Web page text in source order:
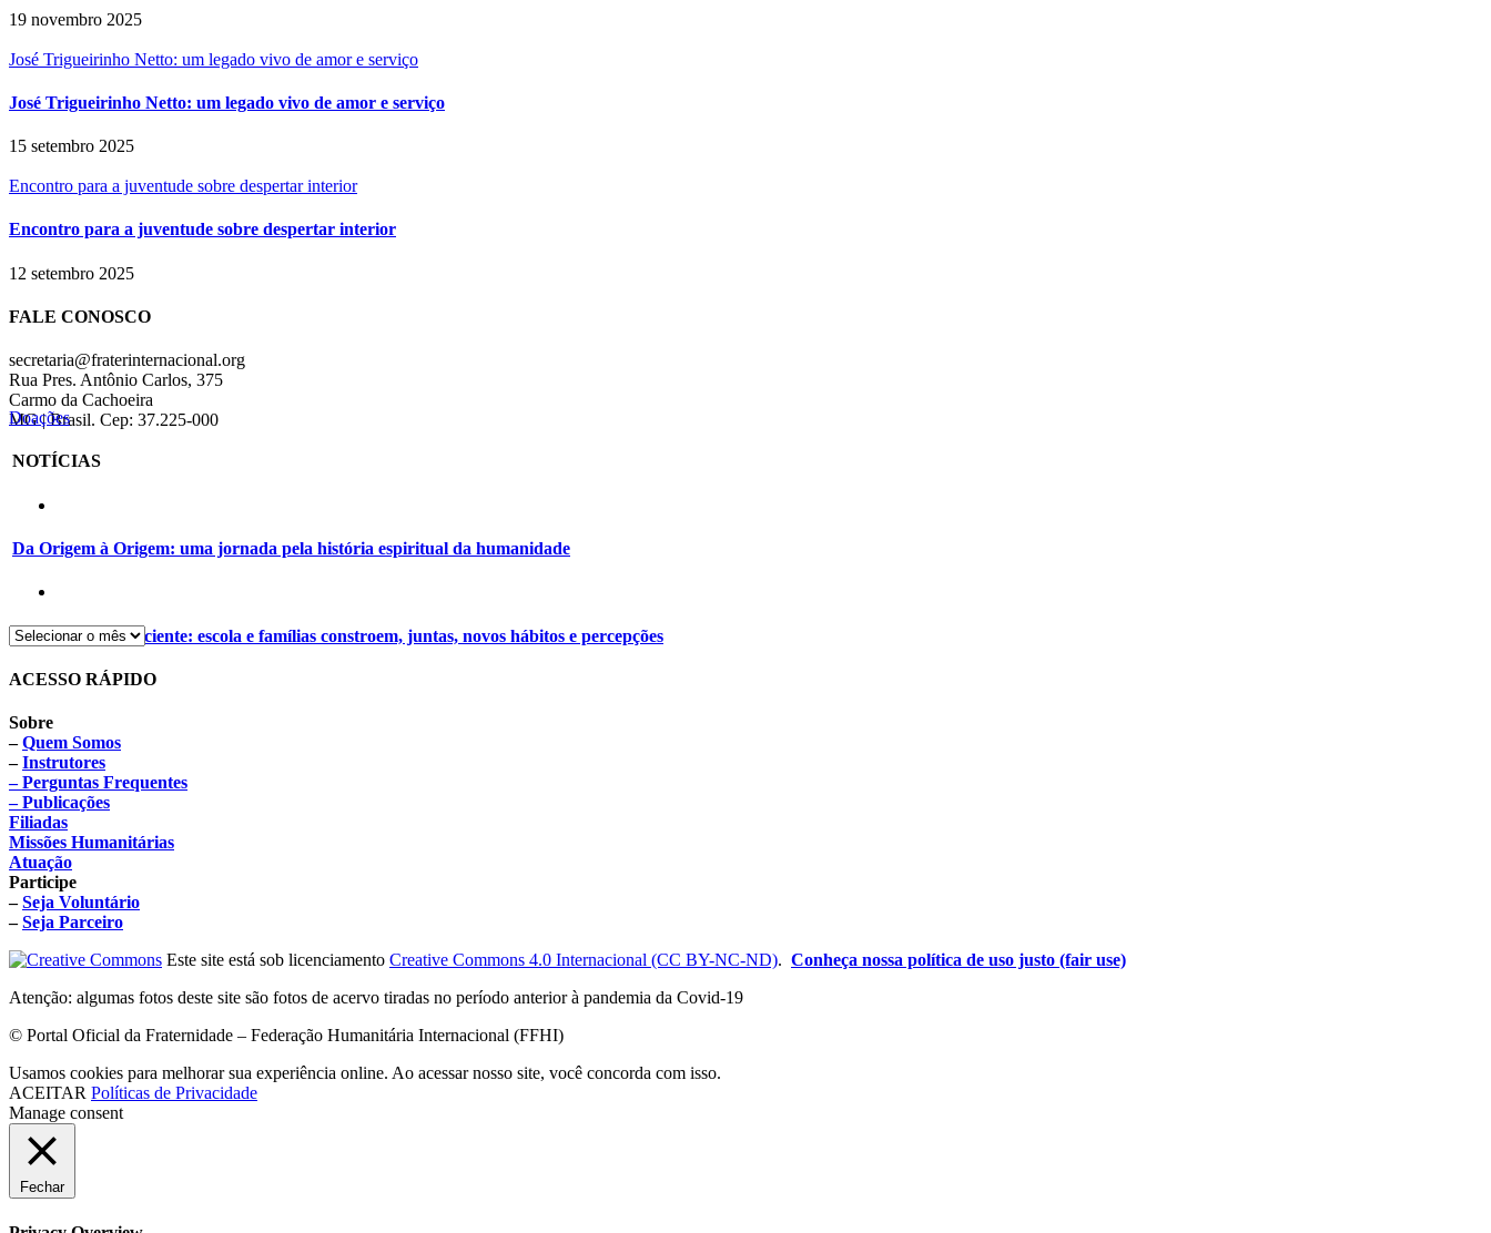
19 novembro 2025
José Trigueirinho Netto: um legado vivo de amor e serviço
José Trigueirinho Netto: um legado vivo de amor e serviço
15 setembro 2025
Encontro para a juventude sobre despertar interior
Encontro para a juventude sobre despertar interior
12 setembro 2025
FALE CONOSCO
secretaria@fraterinternacional.org
Rua Pres. Antônio Carlos, 375
Carmo da Cachoeira
MG | Brasil. Cep: 37.225-000
Doações
NOTÍCIAS
Da Origem à Origem: uma jornada pela história espiritual da humanidade
Alimentação consciente: escola e famílias constroem, juntas, novos hábitos e percepções
ACESSO RÁPIDO
Sobre
–Quem Somos
–Instrutores
– Perguntas Frequentes
– Publicações
Filiadas
Missões Humanitárias
Atuação
Participe
–Seja Voluntário
–Seja Parceiro
Este site está sob licenciamento Creative Commons 4.0 Internacional (CC BY-NC-ND). Conheça nossa política de uso justo (fair use)
Atenção: algumas fotos deste site são fotos de acervo tiradas no período anterior à pandemia da Covid-19
© Portal Oficial da Fraternidade – Federação Humanitária Internacional (FFHI)
Usamos cookies para melhorar sua experiência online. Ao acessar nosso site, você concorda com isso.
ACEITAR Políticas de Privacidade
Manage consent
Fechar